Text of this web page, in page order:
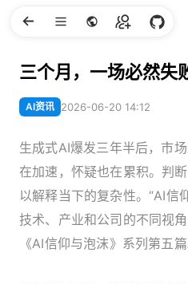
三个月，一场必然
AI资讯 2026-06-20 14:12
生成式AI爆发三年半后，市
在加速，怀疑也在累积。判
以解释当下的复杂性。“AI信
技术、产业和公司的不同视
《AI信仰与泡沫》系列第五篇